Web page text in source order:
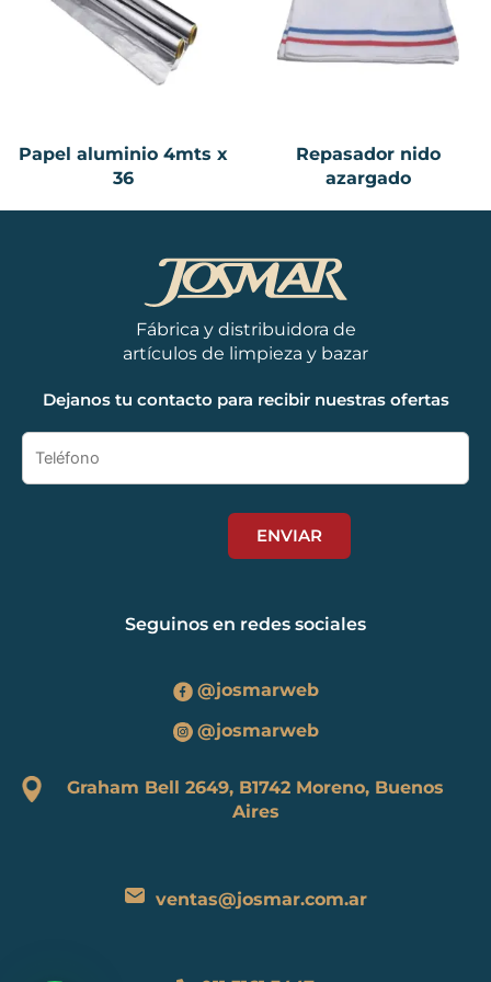
Papel aluminio 4mts x
36
Repasador nido
azargado
Fábrica y distribuidora de
artículos de limpieza y bazar
Dejanos tu contacto para recibir nuestras ofertas
Seguinos en redes sociales
@josmarweb
@josmarweb
Graham Bell 2649, B1742 Moreno, Buenos
Aires
ventas@josmar.com.ar